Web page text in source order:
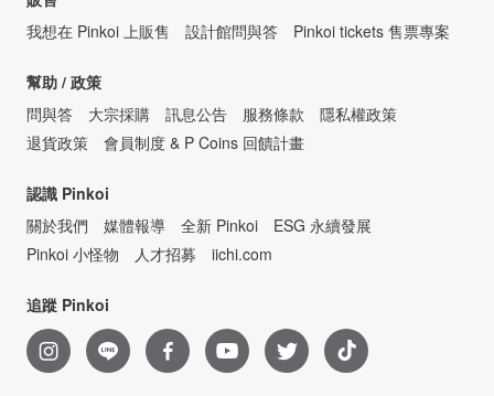
我想在 Pinkoi 上販售
設計館問與答 Pinkoi tickets 售票專案
幫助 / 政策
問與答
大宗採購 訊息公告 服務條款
隱私權政策
退貨政策
會員制度 & P Coins 回饋計畫
認識 Pinkoi
關於我們
媒體報導 全新 Pinkoi
ESG 永續發展
Pinkoi 小怪物
人才招募 iichi.com
追蹤 Pinkoi